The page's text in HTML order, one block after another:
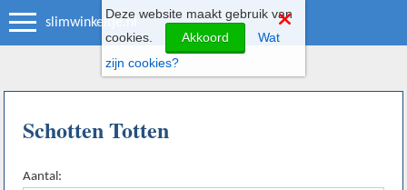
slimwinkeltje.nl
Schotten Totten
Aantal:
Deze website maakt gebruik van
cookies.
Akkoord
Wat
zijn cookies?